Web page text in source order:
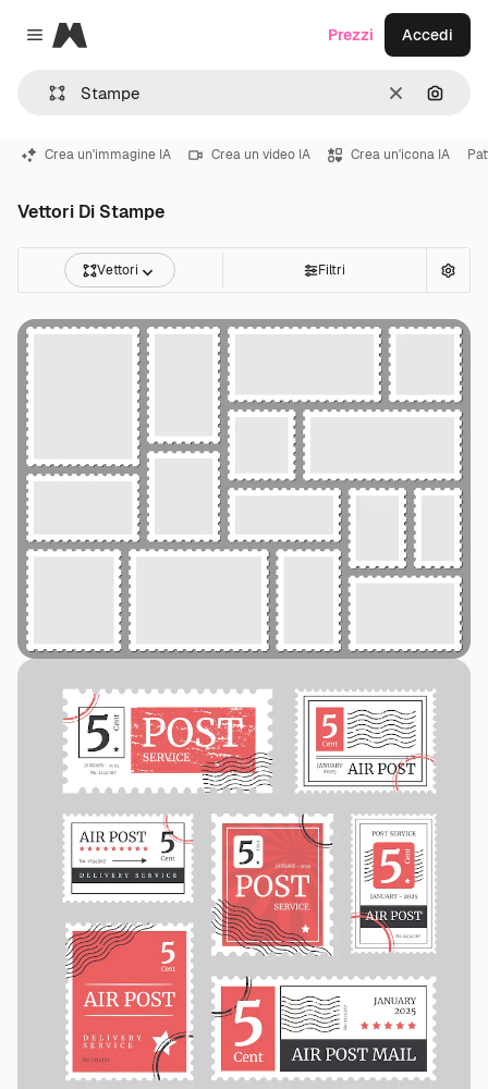
Close menu
Magnific
CancellaCerca
Prezzi Accedi
Crea un'immagine IA Crea un video IA Crea un'icona IA
Vettori Di Stampe
Vettori Filtri